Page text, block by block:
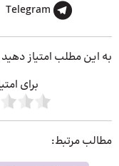
Telegram
به این مطلب امتیاز دهید
برای
مطالب مرتبط: